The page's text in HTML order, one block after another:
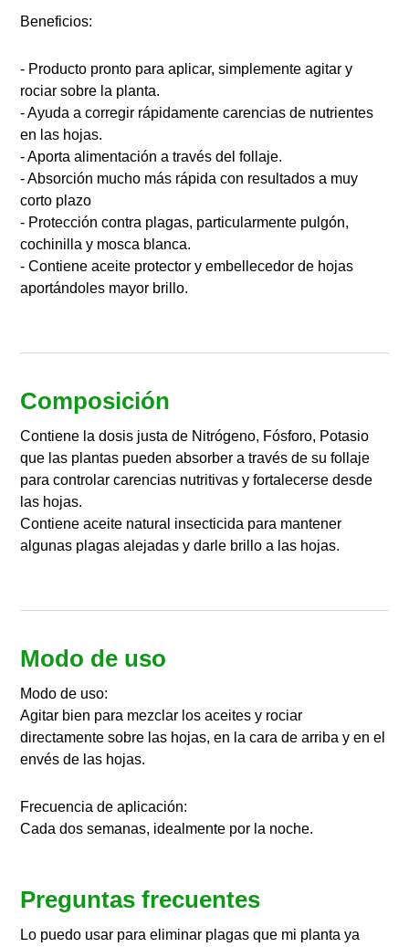
Beneficios:
- Producto pronto para aplicar, simplemente agitar y
rociar sobre la planta.
- Ayuda a corregir rápidamente carencias de nutrientes
en las hojas.
- Aporta alimentación a través del follaje.
- Absorción mucho más rápida con resultados a muy
corto plazo
- Protección contra plagas, particularmente pulgón,
cochinilla y mosca blanca.
- Contiene aceite protector y embellecedor de hojas
aportándoles mayor brillo.
Composición
Contiene la dosis justa de Nitrógeno, Fósforo, Potasio
que las plantas pueden absorber a través de su follaje
para controlar carencias nutritivas y fortalecerse desde
las hojas.
Contiene aceite natural insecticida para mantener
algunas plagas alejadas y darle brillo a las hojas.
Modo de uso
Modo de uso:
Agitar bien para mezclar los aceites y rociar
directamente sobre las hojas, en la cara de arriba y en el
envés de las hojas.
Frecuencia de aplicación:
Cada dos semanas, idealmente por la noche.
Preguntas frecuentes
Lo puedo usar para eliminar plagas que mi planta ya